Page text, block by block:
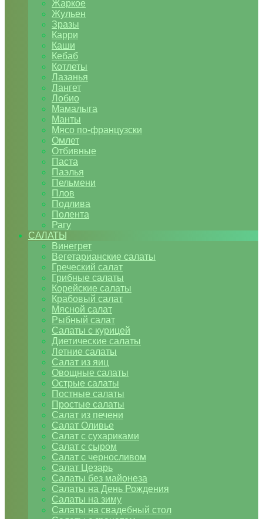
Жаркое
Жульен
Зразы
Карри
Каши
Кебаб
Котлеты
Лазанья
Лангет
Лобио
Мамалыга
Манты
Мясо по-французски
Омлет
Отбивные
Паста
Паэлья
Пельмени
Плов
Подлива
Полента
Рагу
САЛАТЫ
Винегрет
Вегетарианские салаты
Греческий салат
Грибные салаты
Корейские салаты
Крабовый салат
Мясной салат
Рыбный салат
Салаты с курицей
Диетические салаты
Летние салаты
Салат из яиц
Овощные салаты
Острые салаты
Постные салаты
Простые салаты
Салат из печени
Салат Оливье
Салат с сухариками
Салат с сыром
Салат с черносливом
Салат Цезарь
Салаты без майонеза
Салаты на День Рождения
Салаты на зиму
Салаты на свадебный стол